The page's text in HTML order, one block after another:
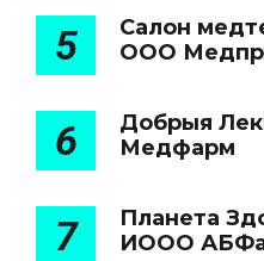
5
Салон
ООО
6
Добрыя
Медфарм
7
Планета
ИООО